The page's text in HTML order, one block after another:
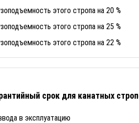
этого стропа на 20 %
этого стропа на 25 %
этого стропа на 22 %
срок для канатных
в эксплуатацию